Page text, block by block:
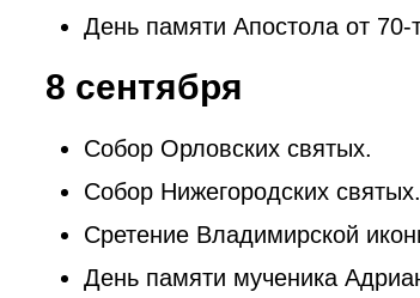
День памяти Апостола от 70-
8 сентября
Собор Орловских святых.
Собор Нижегородских святых.
Сретение Владимирской
День памяти мученика